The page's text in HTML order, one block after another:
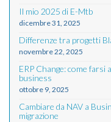
Il mio 2025 di E-Mtb
dicembre 31, 2025
Differenze tra progetti
novembre 22, 2025
ERP Change: come farsi
business
ottobre 9, 2025
Cambiare da NAV a
migrazione